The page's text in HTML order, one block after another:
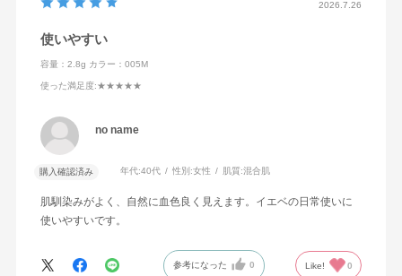
2026.7.26
使いやすい
容量：2.8g カラー：005M
使った満足度:★★★★★
no name
購入確認済み 年代:40代 性別:女性 肌質:混合肌
肌馴染みがよく、自然に血色良く見えます。イエベの日常使いに
使いやすいです。
参考になった 0 Like! 0